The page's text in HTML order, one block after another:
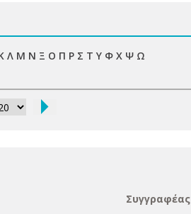
Λ Μ Ν Ξ Ο Π Ρ Σ Τ Υ Φ Χ Ψ Ω
Συγγραφέας